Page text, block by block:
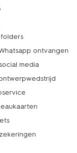
ontvangen
media